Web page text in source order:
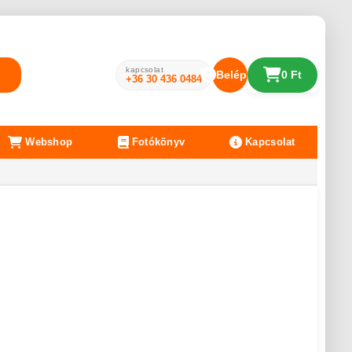
kapcsolat
+36 30 436 0484 Belépés 0 Ft
Webshop Fotókönyv Kapcsolat